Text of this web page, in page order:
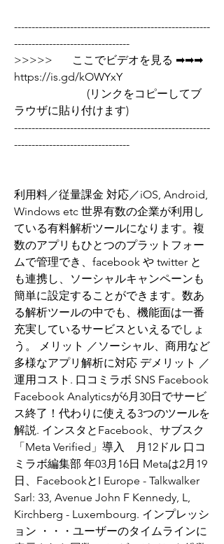
--------------------------------------------------------
---------------------------------
>>>>>       ここでビデオを見る ➡➡➡
https://is.gd/kOWYxY
ラウザに貼り付けます)
--------------------------------------------------------
---------------------------------
利用料／従量課金 対応／iOS, Android,
Windows etc 世界有数の企業が利用し
ている有料解析ツールになります。複
数のアプリもひとつのプラットフォー
ムで管理でき、facebook や twitter と
も連携し、ソーシャルキャンペーンも
簡単に設定することができます。数あ
る解析ツールの中でも、機能面は一番
充実しているサービスといえるでしょ
う。 メリット ／ソーシャル、商用など
多様なアプリ解析に対応 デメリット ／
運用コスト. 口コミラボ SNS Facebook
Facebook Analyticsが6月30日でサービ
ス終了！代わりに使える3つのツールを
解説. インスタとFacebook、サブスク
「Meta Verified」導入　月12ドル 口コ
ミラボ編集部 年03月16日 Metaは2月19
日、FacebookとI Europe - Talkwalker
Sarl: 33, Avenue John F Kennedy, L,
Kirchberg - Luxembourg. インプレッシ
ョン ・・・ユーザーのタイムラインに